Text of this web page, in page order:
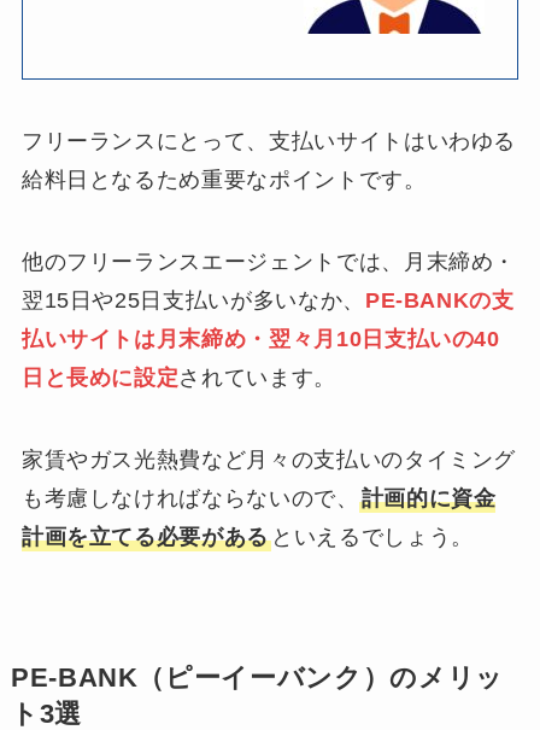
フリーランスにとって、支払いサイトはいわゆる
給料日となるため重要なポイントです。
他のフリーランスエージェントでは、月末締め・
翌15日や25日支払いが多いなか、 PE-BANKの支
払いサイトは月末締め・翌々月10日支払いの40
日と長めに設定されています。
家賃やガス光熱費など月々の支払いのタイミング
も考慮しなければならないので、 計画的に資金
計画を立てる必要がある といえるでしょう。
PE-BANK（ピーイーバンク）のメリッ
ト3選